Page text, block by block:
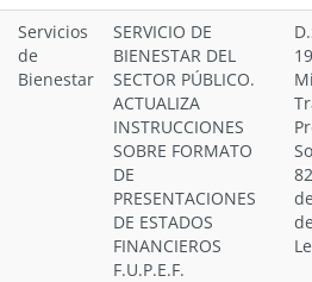
Servicios
de
Bienestar
SERVICIO DE
BIENESTAR DEL
SECTOR PÚBLICO.
ACTUALIZA
INSTRUCCIONES
SOBRE FORMATO
DE
PRESENTACIONES
DE ESTADOS
FINANCIEROS
F.U.P.E.F.